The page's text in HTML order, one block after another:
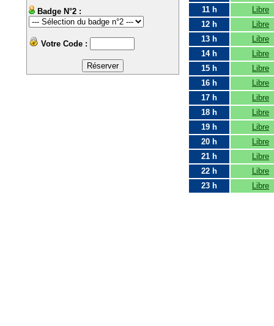
Badge N°2 :
Votre Code :
11 h
Libre
12 h
Libre
13 h
Libre
14 h
Libre
15 h
Libre
16 h
Libre
17 h
Libre
18 h
Libre
19 h
Libre
20 h
Libre
21 h
Libre
22 h
Libre
23 h
Libre